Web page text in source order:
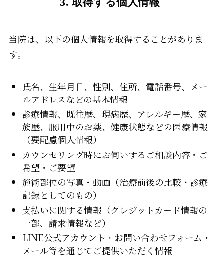
3. 取得する個人情報
当院は、以下の個人情報を取得することがありま
す。
氏名、生年月日、性別、住所、電話番号、メー
ルアドレスなどの基本情報
診療情報、既往歴、現病歴、アレルギー歴、家
族歴、服用中のお薬、健康状態などの医療情報
（要配慮個人情報）
カウンセリング時にお伺いするご相談内容・ご
希望・ご要望
施術部位の写真・動画（治療前後の比較・診療
記録としてのもの）
支払いに関する情報（クレジットカード情報の
一部、請求情報など）
LINE公式アカウント・お問い合わせフォーム・
メール等を通じてご提供いただく情報